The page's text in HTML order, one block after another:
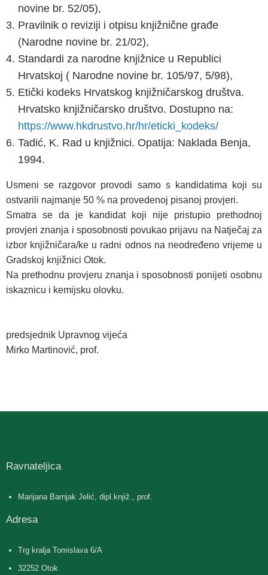
novine br. 52/05),
Pravilnik o reviziji i otpisu knjižnične građe
(Narodne novine br. 21/02),
Standardi za narodne knjižnice u Republici
Hrvatskoj ( Narodne novine br. 105/97, 5/98),
Etički kodeks Hrvatskog knjižničarskog društva.
Hrvatsko knjižničarsko društvo. Dostupno na:
https://www.hkdrustvo.hr/hr/eticki_kodeks/
Tadić, K. Rad u knjižnici. Opatija: Naklada Benja,
1994.
Usmeni se razgovor provodi samo s kandidatima koji su
ostvarili najmanje 50 % na provedenoj pisanoj provjeri.
Smatra se da je kandidat koji nije pristupio prethodnoj
provjeri znanja i sposobnosti povukao prijavu na Natječaj za
izbor knjižničara/ke u radni odnos na neodređeno vrijeme u
Gradskoj knjižnici Otok.
Na prethodnu provjeru znanja i sposobnosti ponijeti osobnu
iskaznicu i kemijsku olovku.
predsjednik Upravnog vijeća
Mirko Martinović, prof.
Ravnateljica
Marijana Barnjak Jelić, dipl.knjiž., prof.
Adresa
Trg kralja Tomislava 6/A
32252 Otok